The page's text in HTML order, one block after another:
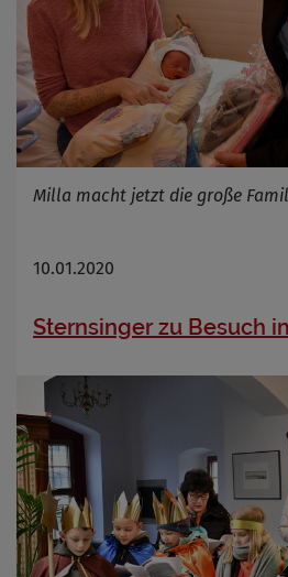
Milla macht jetzt die große
10.01.2020
Sternsinger zu Besuch